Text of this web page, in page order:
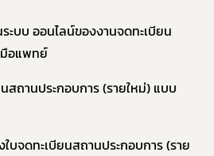
ระบบ ออนไลน์ของงานจดทะเบียน
มือแพทย์
สถานประกอบการ (รายใหม่) แบบ
บจดทะเบียนสถานประกอบการ (ราย